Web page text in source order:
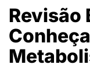
Revisão